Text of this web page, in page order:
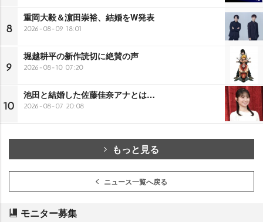
8
重岡大毅＆濵田崇裕、結婚をW発表
2026-08-09 18:01
9
堀越耕平の新作読切に絶賛の声
2026-08-10 07:20
10
池田と結婚した佐藤佳奈アナとは…
2026-08-07 20:08
もっと見る
ニュース一覧へ戻る
モニター募集